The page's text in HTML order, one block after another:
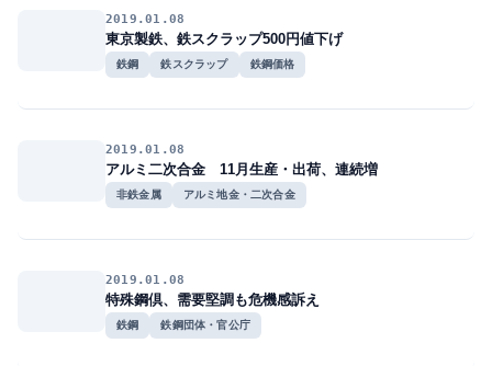
2019.01.08
東京製鉄、鉄スクラップ500円値下げ
鉄鋼 鉄スクラップ 鉄鋼価格
2019.01.08
アルミ二次合金 11月生産・出荷、連続増
非鉄金属 アルミ地金・二次合金
2019.01.08
特殊鋼倶、需要堅調も危機感訴え
鉄鋼 鉄鋼団体・官公庁